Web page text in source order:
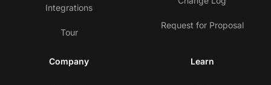
Integrations
Tour
Request for Proposal
Company Learn